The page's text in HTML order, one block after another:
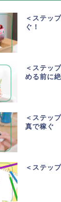
＜ステッ
ぐ！
＜ステッ
める前に
＜ステッ
真で稼ぐ
＜ステッ